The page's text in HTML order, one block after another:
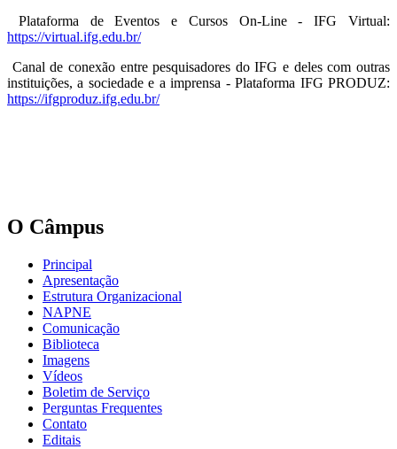
Plataforma de Eventos e Cursos On-Line - IFG Virtual:
https://virtual.ifg.edu.br/
Canal de conexão entre pesquisadores do IFG e deles com outras
instituições, a sociedade e a imprensa -Plataforma IFG PRODUZ:
https://ifgproduz.ifg.edu.br/
O Câmpus
Principal
Apresentação
Estrutura Organizacional
NAPNE
Comunicação
Biblioteca
Imagens
Vídeos
Boletim de Serviço
Perguntas Frequentes
Contato
Editais